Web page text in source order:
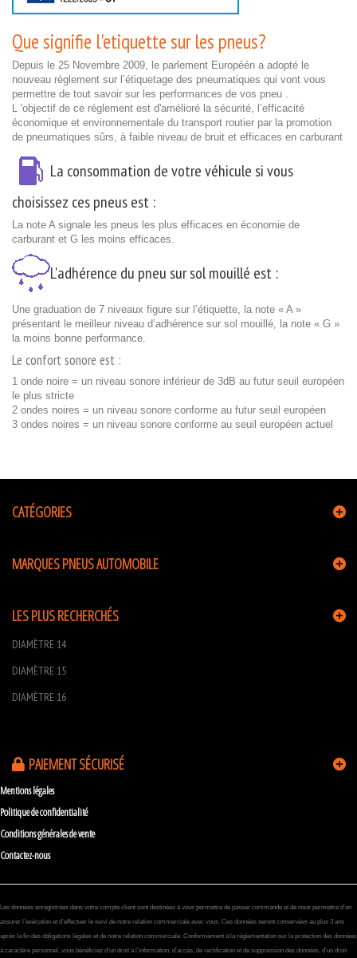
Que signifie l'etiquette sur les pneus?
Depuis le 25 Novembre 2009, le parlement Européén a adopté le
nouveau règlement sur l’étiquetage des pneumatiques qui vont vous
permettre de tout savoir sur les performances de vos pneu .
L 'objectif de ce réglement est d'amélioré la sécurité, l’efficacité
économique et environnementale du transport routier par la promotion
de pneumatiques sûrs, à faible niveau de bruit et efficaces en carburant
La consommation de votre véhicule si vous
choisissez ces pneus est :
La note A signale les pneus les plus efficaces en économie de
carburant et G les moins efficaces.
L'adhérence du pneu sur sol mouillé est :
Une graduation de 7 niveaux figure sur l’étiquette, la note « A »
présentant le meilleur niveau d’adhérence sur sol mouillé, la note « G »
la moins bonne performance.
Le confort sonore est :
1 onde noire = un niveau sonore inférieur de 3dB au futur seuil européen
le plus stricte
2 ondes noires = un niveau sonore conforme au futur seuil européen
3 ondes noires = un niveau sonore conforme au seuil européen actuel
CATÉGORIES
MARQUES PNEUS AUTOMOBILE
LES PLUS RECHERCHÉS
DIAMÈTRE 14
DIAMÈTRE 15
DIAMÈTRE 16
PAIEMENT SÉCURISÉ
Mentions légales
Politique de confidentialité
Conditions générales de vente
Contactez-nous
Les données enregistrées dans votre compte client sont destinées à vous permettre de passer commande et de nous permettre d’en
assurer l’exécution et d’effectuer le suivi de notre relation commerciale avec vous. Ces données seront conservées au plus 3 ans
après la fin des obligations légales et de notre relation commerciale. Conformément à la réglementation sur la protection des données
à caractère personnel, vous bénéficiez d’un droit à l’information, d’accès, de rectification et de suppression des données, d’un droit